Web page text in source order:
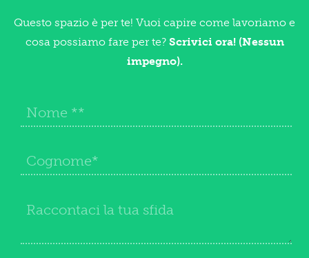
Questo spazio è per te! Vuoi capire come lavoriamo e
cosa possiamo fare per te? Scrivici ora! (Nessun
impegno).